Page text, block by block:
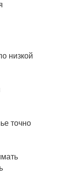
низкой
точно